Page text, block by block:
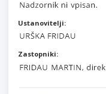
Ustanovitelji:
Zastopniki: